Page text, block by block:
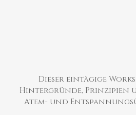
Dieser eintägige
Hintergründe, Prinzipien
Atem- und